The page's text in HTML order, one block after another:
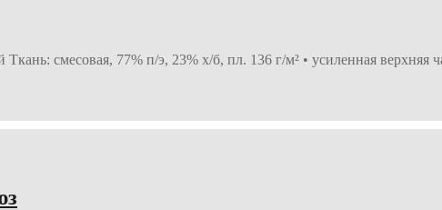
смесовая, 77% п/э, 23% х/б, пл. 136 г/м² • усиленная верхняя